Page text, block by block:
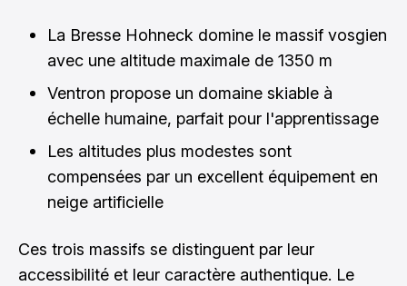
La Bresse Hohneck domine le massif vosgien
avec une altitude maximale de 1350 m
Ventron propose un domaine skiable à
échelle humaine, parfait pour l'apprentissage
Les altitudes plus modestes sont
compensées par un excellent équipement en
neige artificielle
Ces trois massifs se distinguent par leur
accessibilité et leur caractère authentique. Le